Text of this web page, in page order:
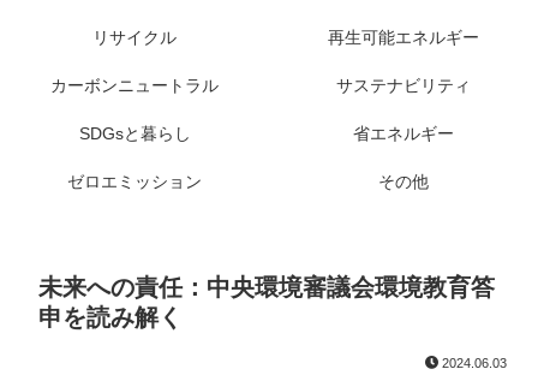
リサイクル 再生可能エネルギー
カーボンニュートラル サステナビリティ
SDGsと暮らし 省エネルギー
ゼロエミッション その他
未来への責任：中央環境審議会環境教育答
申を読み解く
2024.06.03